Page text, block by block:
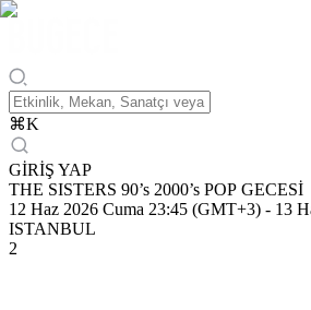
⌘K
GİRİŞ YAP
THE SISTERS 90’s 2000’s POP GECESİ
12 Haz 2026 Cuma 23:45 (GMT+3) - 13
ISTANBUL
2